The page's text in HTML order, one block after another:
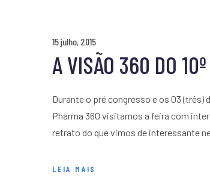
15 julho, 2015
A VISÃO 360 DO
Durante o pré congresso e os 03 (três)
Pharma 360 visitamos a feira com
retrato do que vimos de interessante
LEIA MAIS